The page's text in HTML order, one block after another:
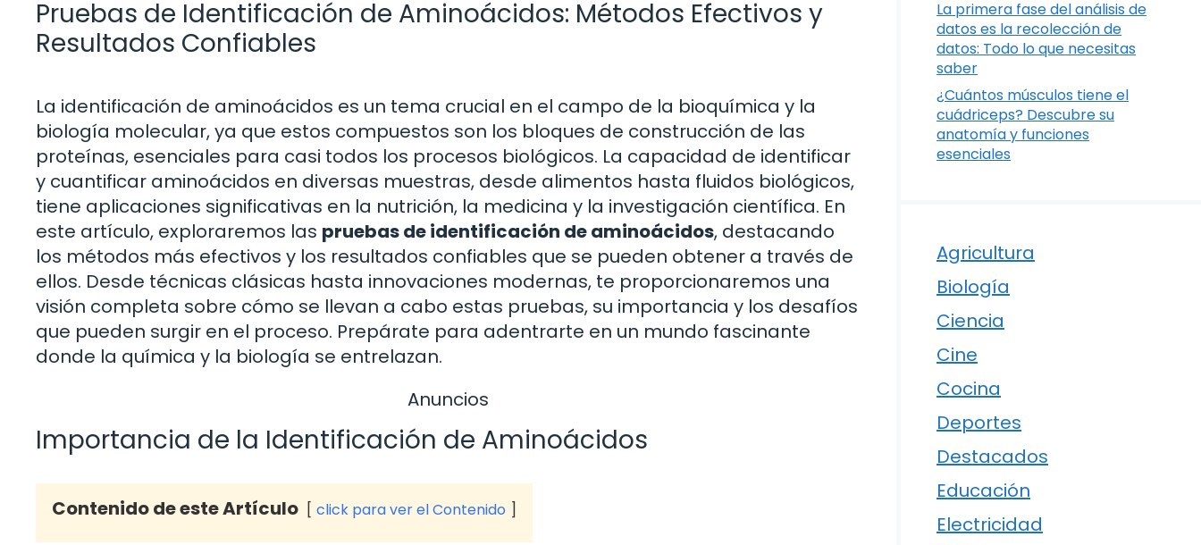
Pruebas de Identificación de Aminoácidos: Métodos Efectivos y
Resultados Confiables
La identificación de aminoácidos es un tema crucial en el campo de la bioquímica y la
biología molecular, ya que estos compuestos son los bloques de construcción de las
proteínas, esenciales para casi todos los procesos biológicos. La capacidad de identificar
y cuantificar aminoácidos en diversas muestras, desde alimentos hasta fluidos biológicos,
tiene aplicaciones significativas en la nutrición, la medicina y la investigación científica. En
este artículo, exploraremos las pruebas de identificación de aminoácidos, destacando
los métodos más efectivos y los resultados confiables que se pueden obtener a través de
ellos. Desde técnicas clásicas hasta innovaciones modernas, te proporcionaremos una
visión completa sobre cómo se llevan a cabo estas pruebas, su importancia y los desafíos
que pueden surgir en el proceso. Prepárate para adentrarte en un mundo fascinante
donde la química y la biología se entrelazan.
Anuncios
Importancia de la Identificación de Aminoácidos
Contenido de este Artículo click para ver el Contenido
La primera fase del análisis de
datos es la recolección de
datos: Todo lo que necesitas
saber
¿Cuántos músculos tiene el
cuádriceps? Descubre su
anatomía y funciones
esenciales
Agricultura
Biología
Ciencia
Cine
Cocina
Deportes
Destacados
Educación
Electricidad